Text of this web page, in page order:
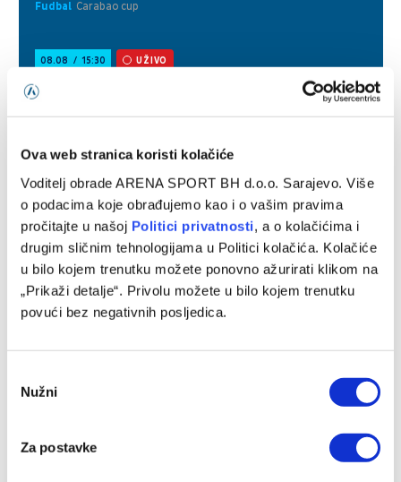
Ova web stranica koristi kolačiće
Voditelj obrade ARENA SPORT BH d.o.o. Sarajevo. Više
o podacima koje obrađujemo kao i o vašim pravima
pročitajte u našoj Politici privatnosti, a o kolačićima i
drugim sličnim tehnologijama u Politici kolačića. Kolačiće
u bilo kojem trenutku možete ponovno ažurirati klikom na
„Prikaži detalje“. Privolu možete u bilo kojem trenutku
povući bez negativnih posljedica.
Selection
Nužni
Za postavke